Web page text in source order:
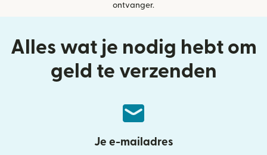
ontvanger.
Alles wat je nodig hebt om
geld te verzenden
Je e-mailadres